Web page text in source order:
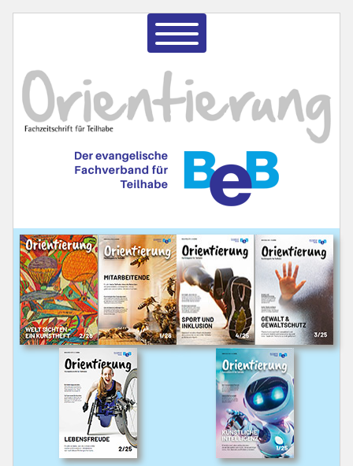
Themenvorschau
Bestellung
Mediadaten für Anzeigenkunden
Geschichte